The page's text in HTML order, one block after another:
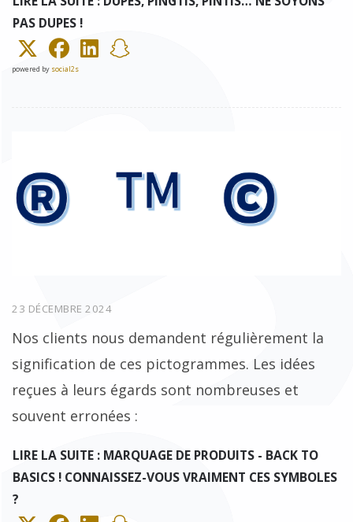
PAS DUPES !
powered by social2s
23 DÉCEMBRE 2024
Nos clients nous demandent régulièrement la
signification de ces pictogrammes. Les idées
reçues à leurs égards sont nombreuses et
souvent erronées :
LIRE LA SUITE : MARQUAGE DE PRODUITS - BACK TO
BASICS ! CONNAISSEZ-VOUS VRAIMENT CES SYMBOLES
?